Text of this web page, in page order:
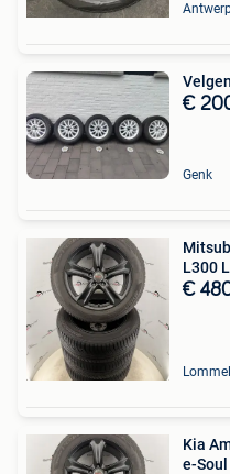
€
Genk
L300
€
Lommel
Kia
e-Soul